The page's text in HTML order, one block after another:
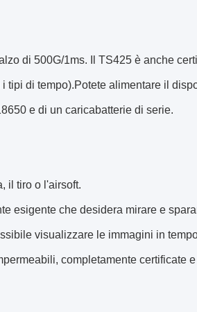
di 500G/1ms. Il TS425 è anche
di tempo).Potete alimentare il
e di un caricabatterie di serie.
il tiro o l'airsoft.
esigente che desidera mirare e
visualizzare le immagini in
completamente certificate